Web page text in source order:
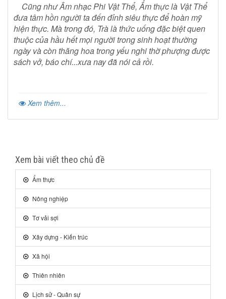
Cũng như Âm nhạc Phi Vật Thể, Ẩm thực là Vật Thể
đưa tâm hồn người ta đến đỉnh siêu thực để hoàn mỹ
hiện thực. Mà trong đó, Trà là thức uống đặc biệt quen
thuộc của hầu hết mọi người trong sinh hoạt thường
ngày và còn thăng hoa trong yếu nghi thờ phượng được
sách vở, báo chí...xưa nay đã nói cả rồi.
Xem thêm...
Xem bài viết theo chủ đề
Ẩm thực
Nông nghiệp
Tơ vải sợi
Xây dựng - Kiến trúc
Xã hội
Thiên nhiên
Lịch sử - Quân sự